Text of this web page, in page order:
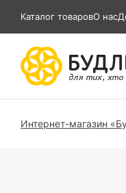
Каталог товаровО нас
Интернет-магазин